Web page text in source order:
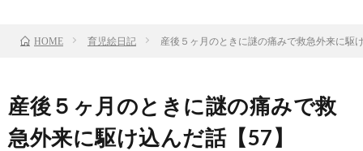
HOME 育児絵日記 産後５ヶ月のときに謎の痛みで救急外来に駆
産後５ヶ月のときに謎の痛みで救
急外来に駆け込んだ話【57】